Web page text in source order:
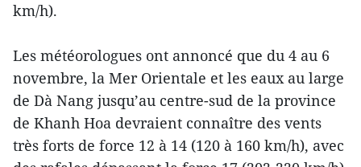
km/h).
Les météorologues ont annoncé que du 4 au 6
novembre, la Mer Orientale et les eaux au large
de Dà Nang jusqu’au centre-sud de la province
de Khanh Hoa devraient connaître des vents
très forts de force 12 à 14 (120 à 160 km/h), avec